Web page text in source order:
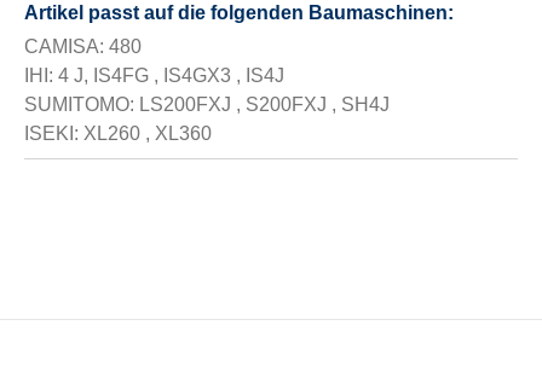
Artikel passt auf die folgenden Baumaschinen:
CAMISA: 480
IHI: 4 J, IS4FG , IS4GX3 , IS4J
SUMITOMO: LS200FXJ , S200FXJ , SH4J
ISEKI: XL260 , XL360